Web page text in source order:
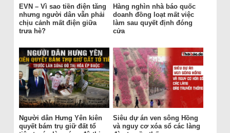
EVN – Vì sao tiền điện tăng
nhưng người dân vẫn phải
chịu cảnh mất điện giữa
trưa hè?
Hàng nghìn nhà báo quốc
doanh đồng loạt mất việc
làm sau quyết định đóng
cửa
Người dân Hưng Yên kiên
quyết bám trụ giữ đất tổ
Siêu dự án ven sông Hồng
và nguy cơ xóa sổ các làng